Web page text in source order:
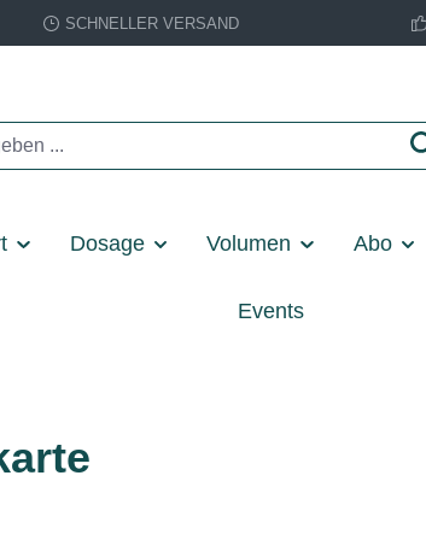
SCHNELLER VERSAND
Dosage Volumen Abo
Events